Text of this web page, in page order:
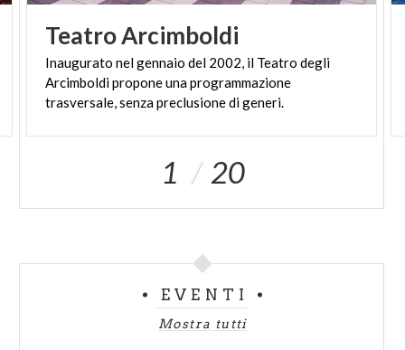
TeatroArcimboldi
Inaugurato nel gennaio del 2002, il Teatro degli
Arcimboldi propone una programmazione
trasversale, senza preclusione di generi.
1 20
EVENTI
Mostra tutti